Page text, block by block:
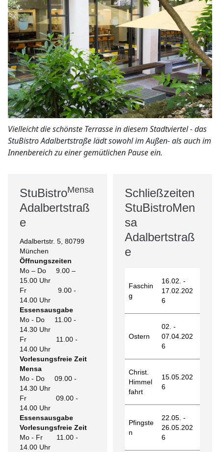
© SiT
Vielleicht die schönste Terrasse in diesem Stadtviertel - das
StuBistro Adalbertstraße lädt sowohl im Außen- als auch im
Innenbereich zu einer gemütlichen Pause ein.
StuBistroMensa
Adalbertstraß
e
Adalbertstr. 5, 80799
München
Öffnungszeiten
Mo – Do 9.00 –
15.00 Uhr
Fr 9.00 -
14.00 Uhr
Essensausgabe
Mo - Do 11.00 -
14.30 Uhr
Fr 11.00 -
14.00 Uhr
Vorlesungsfreie Zeit
Mensa
Mo - Do 09.00 -
14.30 Uhr
Fr 09.00 -
14.00 Uhr
Essensausgabe
Vorlesungsfreie Zeit
Mo - Fr 11.00 -
14.00 Uhr
Schließzeiten
StuBistroMen
sa
Adalbertstraß
e
Faschin
g
16.02. -
17.02.202
6
Ostern
02. -
07.04.202
6
Christ.
Himmel
fahrt
15.05.202
6
Pfingste
n
22.05. -
26.05.202
6